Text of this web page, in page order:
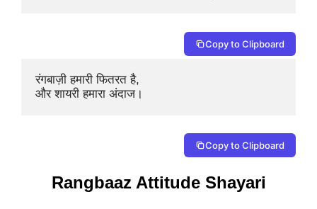
Copy to Clipboard
रंगबाज़ी हमारी फितरत है,
और शायरी हमारा अंदाज।
Copy to Clipboard
Rangbaaz Attitude Shayari